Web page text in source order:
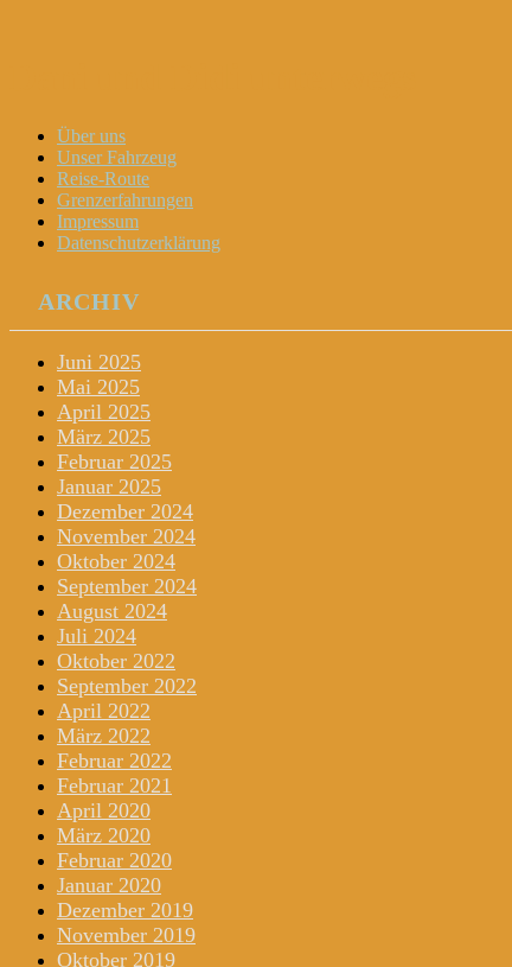
Menu
Widgets
Search
Skip
content
Über uns
Unser Fahrzeug
Reise-Route
Grenzerfahrungen
Impressum
Datenschutzerklärung
ARCHIV
Juni 2025
Mai 2025
April 2025
März 2025
Februar 2025
Januar 2025
Dezember 2024
November 2024
Oktober 2024
September 2024
August 2024
Juli 2024
Oktober 2022
September 2022
April 2022
März 2022
Februar 2022
Februar 2021
April 2020
März 2020
Februar 2020
Januar 2020
Dezember 2019
November 2019
Oktober 2019